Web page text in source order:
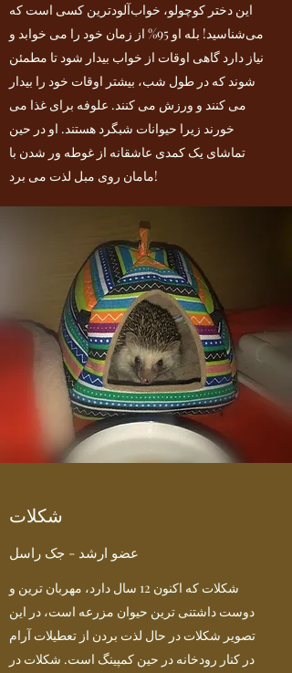
این دختر کوچولو، خواب‌آلودترین کسی است که
می‌شناسید! بله او 95% از زمان خود را می خوابد و
نیاز دارد گاهی اوقات از خواب بیدار شود تا مطمئن
شوند که در طول شب، بیشتر اوقات خود را بیدار
می کنند و ورزش می کنند. علوفه برای غذا می
خورند زیرا حیوانات شبگرد هستند. او در حین
تماشای یک کمدی عاشقانه از غوطه ور شدن با
مامان روی مبل لذت می برد!
شکلات
عضو ارشد - جک راسل
شکلات که اکنون 12 سال دارد، مهربان ترین و
دوست داشتنی ترین حیوان مزرعه است، در این
تصویر شکلات در حال لذت بردن از تعطیلات آرام
در کنار رودخانه در حین کمپینگ است. شکلات در